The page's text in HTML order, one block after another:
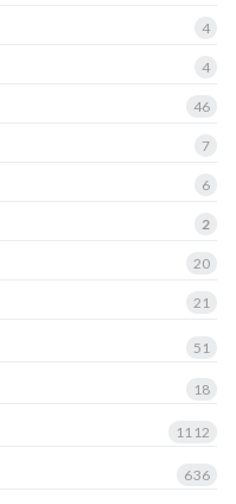
4
4
46
7
6
2
20
21
51
18
1112
636